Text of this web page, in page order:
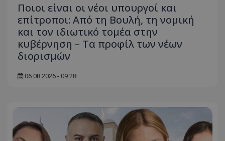
Ποιοι είναι οι νέοι υπουργοί και
επίτροποι: Από τη Βουλή, τη νομική
και τον ιδιωτικό τομέα στην
κυβέρνηση – Τα προφίλ των νέων
διορισμών
06.08.2026 - 09:28
usprivacy
.lifenewscy.tothemaonline.com
ASP.NET_SessionId
Microsoft Corporation